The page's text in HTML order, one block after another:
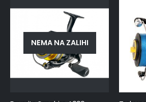
NEMA NA ZALIHI